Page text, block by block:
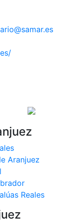
Aranjuez
Reales